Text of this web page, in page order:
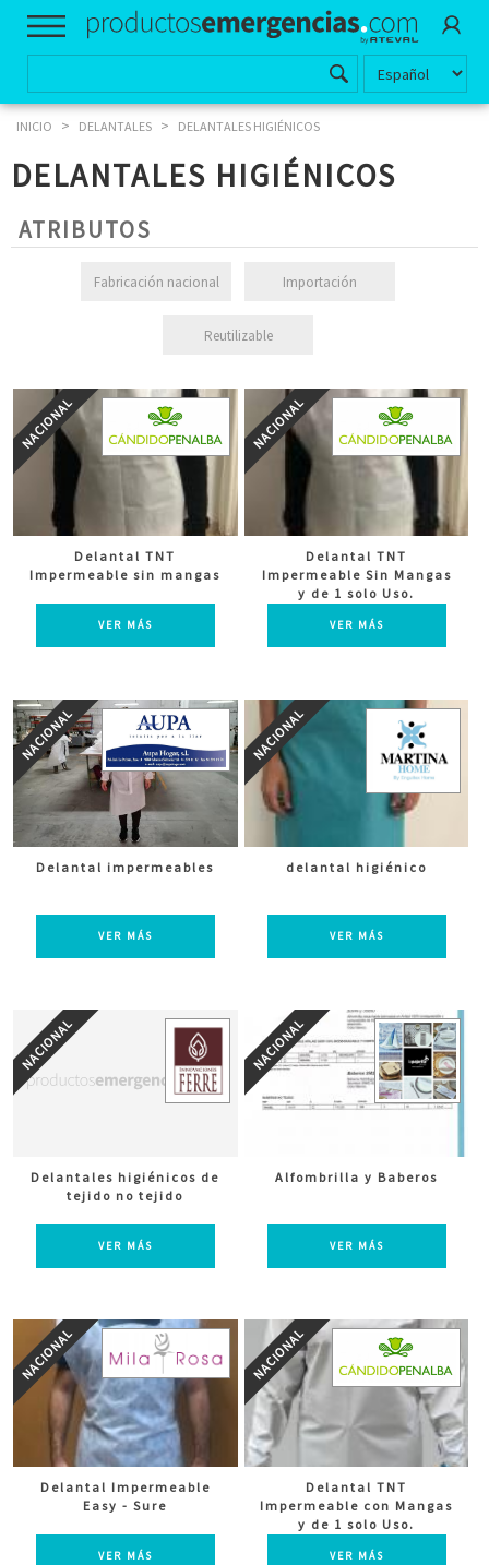
INICIO > DELANTALES > DELANTALES HIGIÉNICOS
DELANTALES HIGIÉNICOS
ATRIBUTOS
Fabricación nacional Importación
Reutilizable
Delantal TNT
Impermeable sin mangas
VER MÁS
Delantal TNT
Impermeable Sin Mangas
y de 1 solo Uso.
VER MÁS
Delantal impermeables
VER MÁS
delantal higiénico
VER MÁS
Delantales higiénicos de
tejido no tejido
VER MÁS
Alfombrilla y Baberos
VER MÁS
Delantal Impermeable
Easy - Sure
VER MÁS
Delantal TNT
Impermeable con Mangas
y de 1 solo Uso.
VER MÁS